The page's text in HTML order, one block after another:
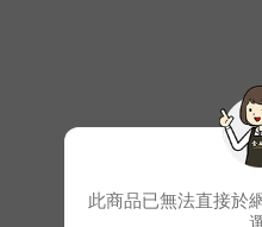
此商品已無法直接於